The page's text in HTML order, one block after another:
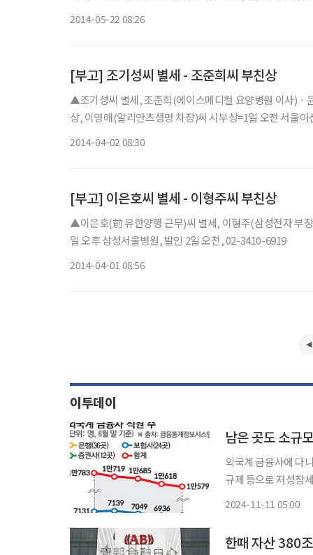
2014-05-22 08:26
[부고] 조기성씨 별세 - 조준희씨 부친상
▲조기성씨 별세, 조준희(에이스메디컬 요양병원 이사)ㆍ
상, 이영애(알리안츠생명 차장)씨 시부상=1일 오전 서울
2014-04-02 08:30
[부고] 이은호씨 별세 - 이형주씨 부친상
▲이은호(前 유한양행 근무)씨 별세, 이형주(삼성전자 부
일 오후 삼성서울병원, 발인 2일 오전, 02-3410-6919
2014-04-01 08:56
이투데이
남은 곳도 소규
외국계 금융사에 다
규제 등으로 저성장
2024-11-11 05:00
한때 자산 380